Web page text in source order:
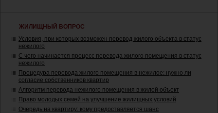
ЖИЛИЩНЫЙ ВОПРОС
Условия, при которых возможен перевод жилого объекта в статус
нежилого
С чего начинается процесс перевода жилого помещения в статус
нежилого
Процедура перевода жилого помещения в нежилое: нужно ли
согласие собственников квартир
Алгоритм перевода нежилого помещения в жилой объект
Право молодых семей на улучшение жилищных условий
Очередь на квартиру: кому предоставляется шанс